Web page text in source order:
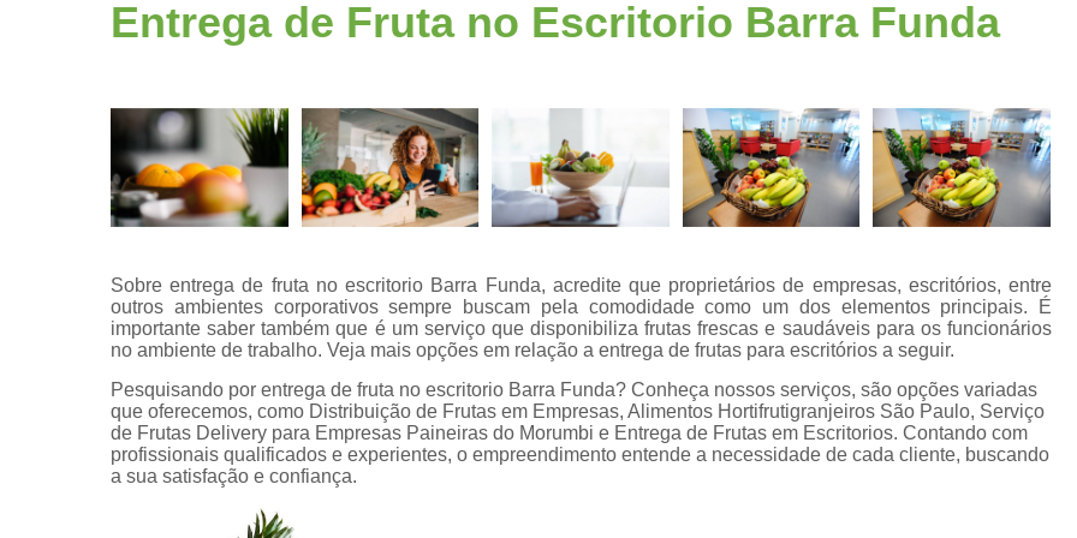
higienizada
Frutas
congeladas
Frutas
cortadas
processadas
Kit lanche
Potes de
frutas
Saladas de
frutas para
empresas
Fornecimento de Frutas para Escritórios
Frutas Selecionadas
Serviço de Delivery de Frutas
Entrega de Frutas e Verduras
Entrega de Frutas em Escritorios
Entrega de Frutas Processadas
Delivery de Frutas para Empresas Santos
Entrega de Frutas
Entrega de Frutas
Entrega Diária de
Entrega Semanal de
Entrega de Fruta no Escritorio Barra Funda
Sobre entrega de fruta no escritorio Barra Funda, acredite que proprietários de empresas, escritórios, entre
outros ambientes corporativos sempre buscam pela comodidade como um dos elementos principais. É
importante saber também que é um serviço que disponibiliza frutas frescas e saudáveis para os funcionários
no ambiente de trabalho. Veja mais opções em relação a entrega de frutas para escritórios a seguir.
Pesquisando por entrega de fruta no escritorio Barra Funda? Conheça nossos serviços, são opções variadas
que oferecemos, como Distribuição de Frutas em Empresas, Alimentos Hortifrutigranjeiros São Paulo, Serviço
de Frutas Delivery para Empresas Paineiras do Morumbi e Entrega de Frutas em Escritorios. Contando com
profissionais qualificados e experientes, o empreendimento entende a necessidade de cada cliente, buscando
a sua satisfação e confiança.